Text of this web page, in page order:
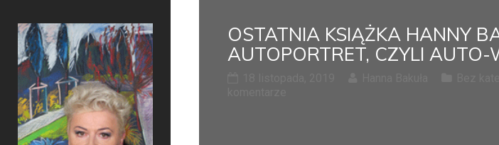
OSTATNIA KSIĄŻKA HANNY
AUTOPORTRET, CZYLI AUTO-